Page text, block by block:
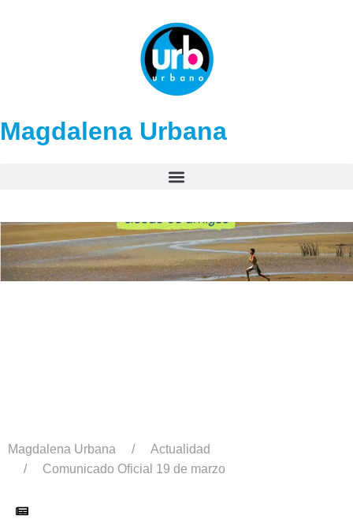
Magdalena Urbana
Magdalena Urbana
Actualidad
Comunicado Oficial 19 de marzo